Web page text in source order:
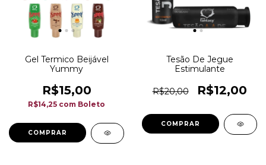
Gel Termico Beijável
Yummy
R$15,00
R$14,25 com Boleto
COMPRAR
Tesão De Jegue
Estimulante
R$20,00 R$12,00